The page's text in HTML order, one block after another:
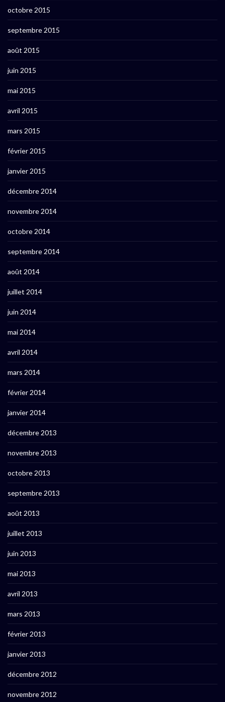
octobre 2015
septembre 2015
août 2015
juin 2015
mai 2015
avril 2015
mars 2015
février 2015
janvier 2015
décembre 2014
novembre 2014
octobre 2014
septembre 2014
août 2014
juillet 2014
juin 2014
mai 2014
avril 2014
mars 2014
février 2014
janvier 2014
décembre 2013
novembre 2013
octobre 2013
septembre 2013
août 2013
juillet 2013
juin 2013
mai 2013
avril 2013
mars 2013
février 2013
janvier 2013
décembre 2012
novembre 2012